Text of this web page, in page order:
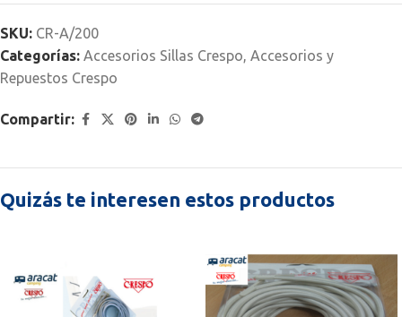
SKU: CR-A/200
Categorías: Accesorios Sillas Crespo Accesorios y
Repuestos Crespo
Compartir:
Quizás te interesen estos productos